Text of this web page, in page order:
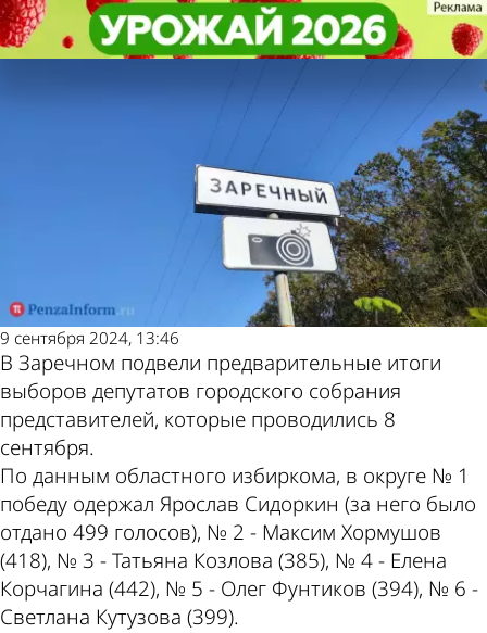
Экс-глава Заречного Олег
Климанов проиграл на выборах
Политика
9 сентября 2024, 13:46
В Заречном подвели предварительные итоги
выборов депутатов городского собрания
представителей, которые проводились 8
сентября.
По данным областного избиркома, в округе № 1
победу одержал Ярослав Сидоркин (за него было
отдано 499 голосов), № 2 - Максим Хормушов
(418), № 3 - Татьяна Козлова (385), № 4 - Елена
Корчагина (442), № 5 - Олег Фунтиков (394), № 6 -
Светлана Кутузова (399).
Экс-глава Заречного Олег
Климанов проиграл на выборах
Политика
Другие новости
Погода и курсы
валют в Пензе